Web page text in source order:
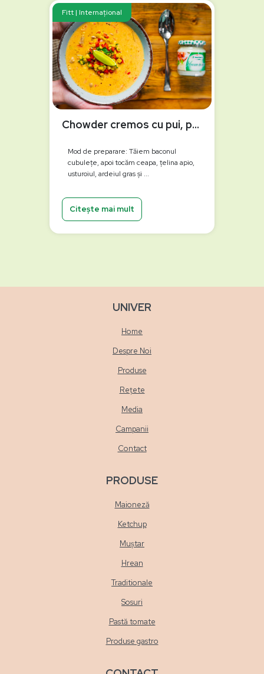
Fitt | Internațional
Chowder cremos cu pui, porumb și hrean
Mod de preparare: Tăiem baconul
cubulețe, apoi tocăm ceapa, țelina apio,
usturoiul, ardeiul gras și ...
Citește mai mult
UNIVER
Home
Despre Noi
Produse
Rețete
Media
Campanii
Contact
PRODUSE
Maioneză
Ketchup
Muștar
Hrean
Traditionale
Sosuri
Pastă tomate
Produse gastro